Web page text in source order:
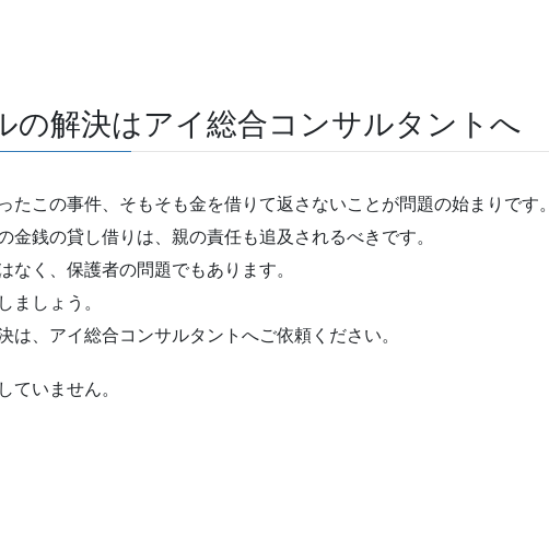
の解決はアイ総合コンサルタントへ
たこの事件、そもそも金を借りて返さないことが問題の始まりです。
金銭の貸し借りは、親の責任も追及されるべきです。
なく、保護者の問題でもあります。
ましょう。
は、アイ総合コンサルタントへご依頼ください。
ていません。